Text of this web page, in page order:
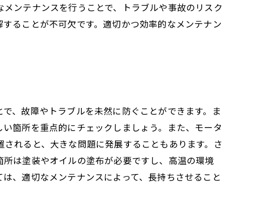
ンテナンスを行うことで、トラブルや事故のリスク
ることが不可欠です。適切かつ効率的なメンテナン
、故障やトラブルを未然に防ぐことができます。ま
箇所を重点的にチェックしましょう。また、モータ
れると、大きな問題に発展することもあります。さ
は塗装やオイルの塗布が必要ですし、高温の環境
、適切なメンテナンスによって、長持ちさせること